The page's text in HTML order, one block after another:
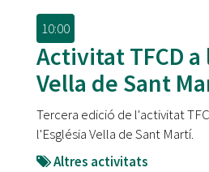
10:00
Activitat TFCD a
Vella de Sant
Tercera edició de l'activitat
l'Església Vella de Sant Martí.
Altres activitats